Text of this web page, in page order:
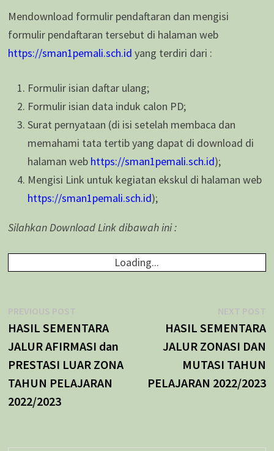
Mendownload formulir pendaftaran dan mengisi
formulir pendaftaran tersebut di halaman web
https://sman1pemali.sch.id yang terdiri dari :
Formulir isian daftar ulang;
Formulir isian data induk calon PD;
Surat pernyataan (di isi setelah membaca dan
memahami tata tertib yang dapat di download di
halaman web https://sman1pemali.sch.id);
Mengisi Link untuk kegiatan ekskul di halaman web
https://sman1pemali.sch.id);
Silahkan Download Link dibawah ini :
Loading...
Navigasi
pos
PREVIOUS POSTPrevious
post:
HASIL SEMENTARA
JALUR AFIRMASI dan
PRESTASI LUAR ZONA
TAHUN PELAJARAN
2022/2023
NEXT POST
HASIL SEMENTARA
JALUR ZONASI DAN
MUTASI TAHUN
PELAJARAN 2022/2023